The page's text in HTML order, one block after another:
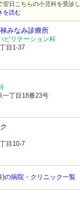
翌日こちらの小児科を受診
を読む
みなみ診療所
ビリテーション科
目1-37
一丁目18番23号
目10-7
)の病院・クリニック一覧